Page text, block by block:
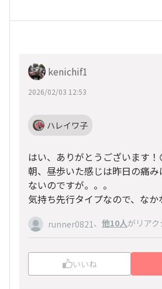
kenichif1
2026/02/03 12:53
ハレイワ子
はい、ありがとうございます！
朝、昼歩いた感じは昨日の痛
ないのですが。。。
気持ち先行タイプなので、な
変ですね！😉
runner0821、 他10人がリア
いいね